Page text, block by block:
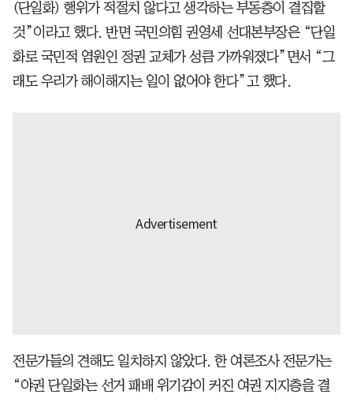
(단일화) 행위가 적절치 않다고 생각하는 부동층이 결집할
것”이라고 했다. 반면 국민의힘 권영세 선대본부장은 “단일
화로 국민적 염원인 정권 교체가 성큼 가까워졌다”면서 “그
래도 우리가 해이해지는 일이 없어야 한다”고 했다.
전문가들의 견해도 일치하지 않았다. 한 여론조사 전문가는
“야권 단일화는 선거 패배 위기감이 커진 여권 지지층을 결